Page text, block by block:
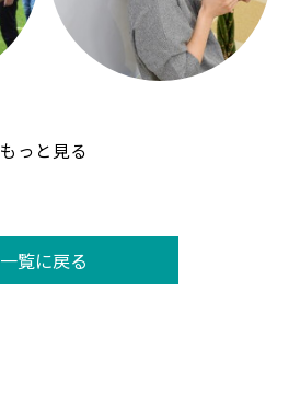
もっと見る
一覧に戻る